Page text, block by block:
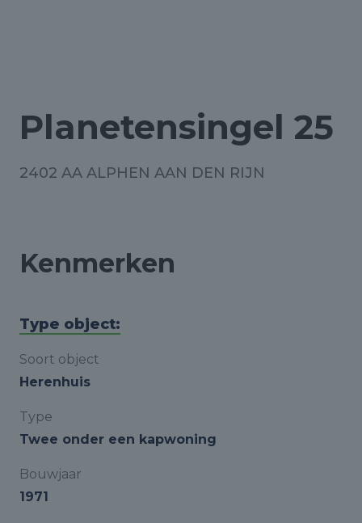
Planetensingel 25
2402 AA ALPHEN AAN DEN RIJN
Kenmerken
Type object:
Soort object
Herenhuis
Type
Twee onder een kapwoning
Bouwjaar
1971